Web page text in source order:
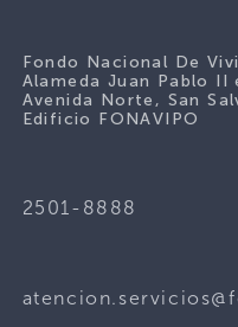
Fondo Nacional De
Alameda Juan Pablo II
Avenida Norte, San
Edificio FONAVIPO
2501-8888